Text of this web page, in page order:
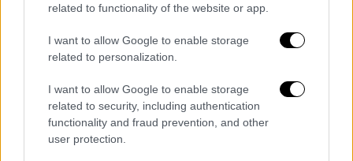
related to functionality of the website or app.
I want to allow Google to enable storage
related to personalization.
I want to allow Google to enable storage
related to security, including authentication
functionality and fraud prevention, and other
user protection.